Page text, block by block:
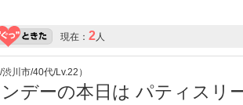
現在： 2人
川市/40代/Lv.22）
デーの本日は パティス